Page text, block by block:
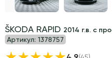
ŠKODA RAPID 2014 г.в. с
Артикул: 1378757